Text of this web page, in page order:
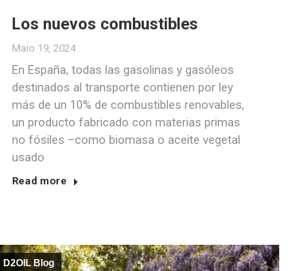
Los nuevos combustibles
Maio 19, 2024
En España, todas las gasolinas y gasóleos
destinados al transporte contienen por ley
más de un 10% de combustibles renovables,
un producto fabricado con materias primas
no fósiles –como biomasa o aceite vegetal
usado
Read more
D2OIL Blog